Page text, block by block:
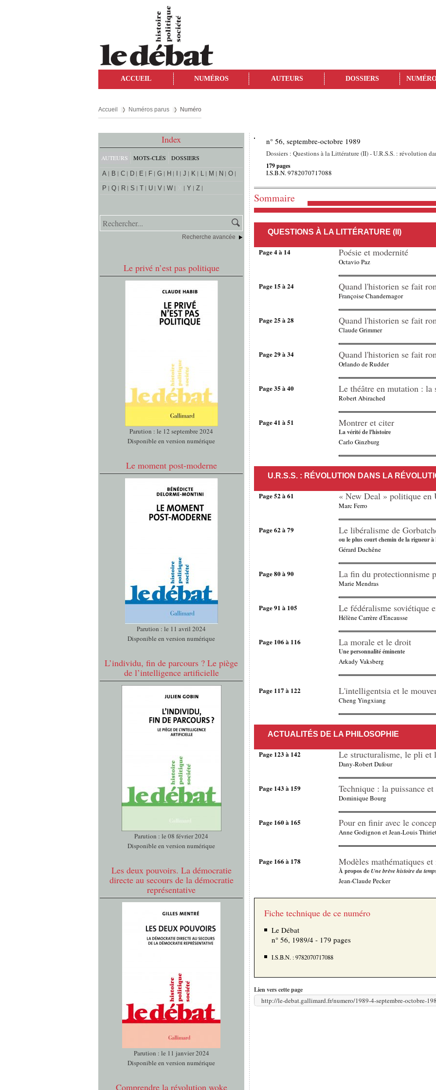
ACCUEIL NUMÉROS AUTEURS DOSSIERS
Accueil Numéros parus Numéro
Index
AUTEURS MOTS-CLÉS DOSSIERS
A B C D E F G H J K L M N
O
P
Q R S T U V W Y Z
Recherche avancée
Le privé n’est pas politique
Parution : le 12 septembre 2024
Disponible en version numérique
Le moment post-moderne
Parution : le 11 avril 2024
Disponible en version numérique
L’individu, fin de parcours ? Le piège
de l’intelligence artificielle
Parution : le 08 février 2024
Disponible en version numérique
Les deux pouvoirs. La démocratie
directe au secours de la démocratie
représentative
Parution : le 11 janvier 2024
Disponible en version numérique
Comprendre la révolution woke
n° 56, septembre-octobre 1989
Dossiers : Questions à la Littérature (II) - U.R.S.S. : révolution
179 pages
I.S.B.N. 9782070717088
Sommaire
QUESTIONS À LA LITTÉRATURE (II)
Page 4 à 14 Poésie et modernité
Octavio Paz
Page 15 à 24 Quand l'historien se fait
Françoise Chandernagor
Page 25 à 28 Quand l'historien se fait
Claude Grimmer
Page 29 à 34 Quand l'historien se fait
Orlando de Rudder
Page 35 à 40 Le théâtre en mutation : la
Robert Abirached
Page 41 à 51 Montrer et citer
La vérité de l'histoire
Carlo Ginzburg
U.R.S.S. : RÉVOLUTION DANS LA
Page 52 à 61 « New Deal » politique en
Marc Ferro
Page 62 à 79 Le libéralisme de
ou le plus court chemin de la rigueur
Gérard Duchêne
Page 80 à 90 La fin du protectionnisme
Marie Mendras
Page 91 à 105 Le fédéralisme soviétique
Hélène Carrère d'Encausse
Page 106 à 116 La morale et le droit
Une personnalité éminente
Arkady Vaksberg
Page 117 à 122 L'intelligentsia et le
Cheng Yingxiang
ACTUALITÉS DE LA PHILOSOPHIE
Page 123 à 142 Le structuralisme, le pli et
Dany-Robert Dufour
Page 143 à 159 Technique : la puissance
Dominique Bourg
Page 160 à 165 Pour en finir avec le
Anne Godignon et Jean-Louis
Page 166 à 178 Modèles mathématiques
À propos deUne brève histoire du
Jean-Claude Pecker
Fiche technique de ce numéro
Le Débat
n° 56, 1989/4 - 179 pages
I.S.B.N. : 9782070717088
Lien vers cette page
http://le-debat.gallimard.fr/numero/1989-4-septembre-octobre-